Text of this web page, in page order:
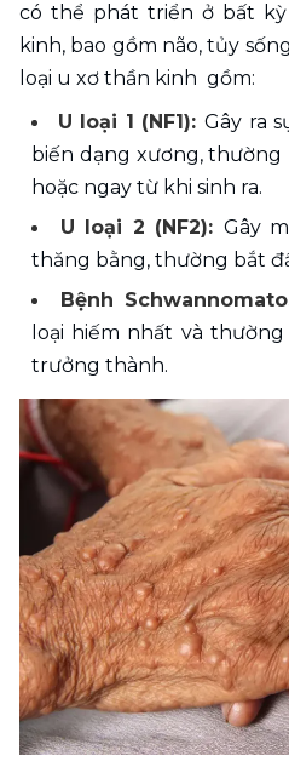
có thể phát triển ở bất
kinh, bao gồm não, tủy
loại u xơ thần kinh  gồm:
U loại 1 (NF1): Gây ra
biến dạng xương,
hoặc ngay từ khi sinh ra.
U loại 2 (NF2): Gây
thăng bằng, thường bắt
Bệnh
loại hiếm nhất và
trưởng thành.